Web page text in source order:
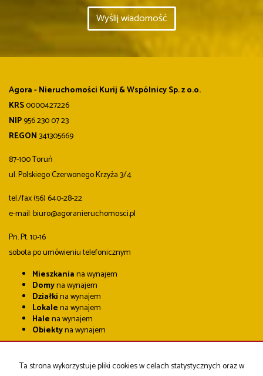
Agora - Nieruchomości Kurij & Wspólnicy Sp. z o.o.
KRS0000427226
NIP956 230 07 23
REGON341305669
87-100 Toruń
ul. Polskiego Czerwonego Krzyża 3/4
tel./fax (56) 640-28-22
e-mail: biuro@agoranieruchomosci.pl
Pn. Pt. 10-16
sobota po umówieniu telefonicznym
Mieszkaniana wynajem
Domyna wynajem
Działkina wynajem
Lokalena wynajem
Halena wynajem
Obiektyna wynajem
Domyna sprzedaż
Działkina sprzedaż
Ta strona wykorzystuje pliki cookies w celach statystycznych oraz w